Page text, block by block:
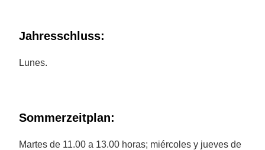
Jahresschluss:
Lunes.
Sommerzeitplan:
Martes de 11.00 a 13.00 horas; miércoles y jueves de